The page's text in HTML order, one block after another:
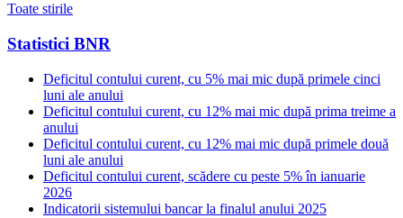
Toate stirile
Statistici BNR
Deficitul contului curent, cu 5% mai mic după primele cinci
luni ale anului
Deficitul contului curent, cu 12% mai mic după prima treime a
anului
Deficitul contului curent, cu 12% mai mic după primele două
luni ale anului
Deficitul contului curent, scădere cu peste 5% în ianuarie
2026
Indicatorii sistemului bancar la finalul anului 2025